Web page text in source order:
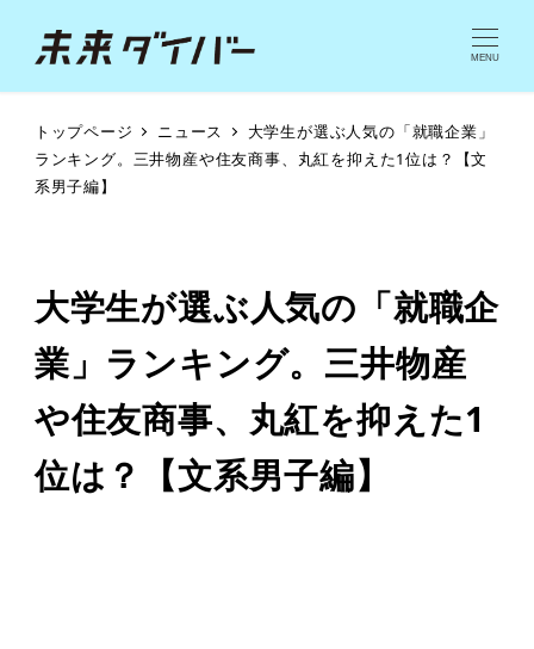
MENU
トップページ ニュース
大学生が選ぶ人気の「就職企業」
ランキング。三井物産や住友商事、丸紅を抑えた1位は？【文
系男子編】
大学生が選ぶ人気の「就職企
業」ランキング。三井物産
や住友商事、丸紅を抑えた1
位は？【文系男子編】